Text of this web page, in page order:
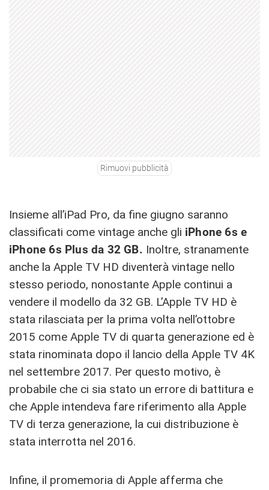
Rimuovi pubblicità
Insieme all’iPad Pro, da fine giugno saranno
classificati come vintage anche gli iPhone 6s e
iPhone 6s Plus da 32 GB. Inoltre, stranamente
anche la Apple TV HD diventerà vintage nello
stesso periodo, nonostante Apple continui a
vendere il modello da 32 GB. L’Apple TV HD è
stata rilasciata per la prima volta nell’ottobre
2015 come Apple TV di quarta generazione ed è
stata rinominata dopo il lancio della Apple TV 4K
nel settembre 2017. Per questo motivo, è
probabile che ci sia stato un errore di battitura e
che Apple intendeva fare riferimento alla Apple
TV di terza generazione, la cui distribuzione è
stata interrotta nel 2016.
Infine, il promemoria di Apple afferma che